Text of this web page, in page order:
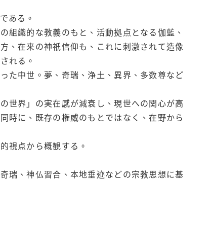
ある。
組織的な教義のもと、活動拠点となる伽藍、
、在来の神祇信仰も、これに刺激されて造像
れる。
た中世。夢、奇瑞、浄土、異界、多数尊など
世界」の実在感が減衰し、現世への関心が高
時に、既存の権威のもとではなく、在野から
視点から概観する。
瑞、神仏習合、本地垂迹などの宗教思想に基